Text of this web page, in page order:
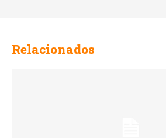
Relacionados